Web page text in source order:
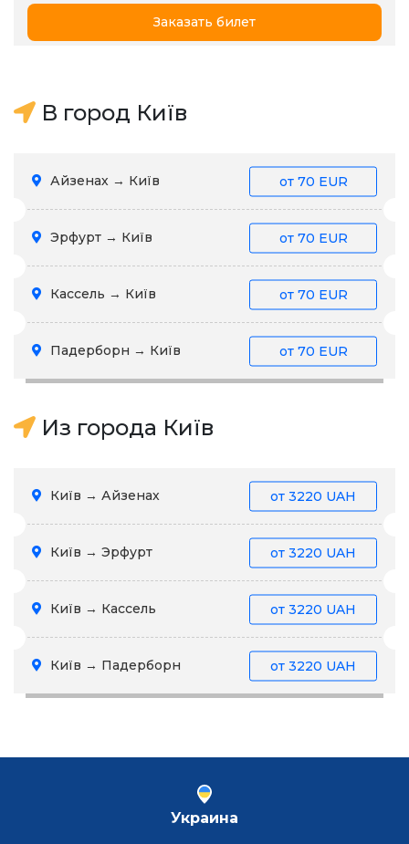
Заказать билет
В город Київ
Айзенах → Київ от 70 EUR
Эрфурт → Київ от 70 EUR
Кассель → Київ от 70 EUR
Падерборн → Київ от 70 EUR
Из города Київ
Київ → Айзенах от 3220 UAH
Київ → Эрфурт от 3220 UAH
Київ → Кассель от 3220 UAH
Київ → Падерборн от 3220 UAH
Украина